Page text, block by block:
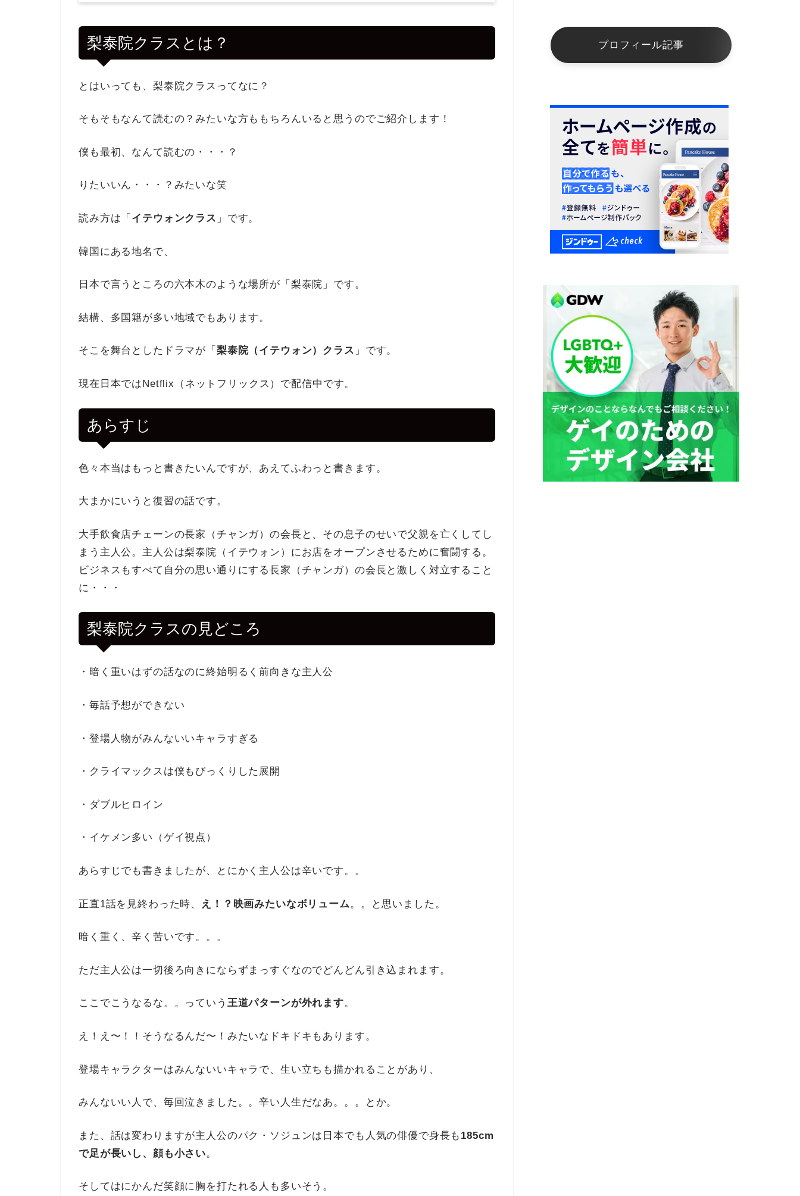
梨泰院クラスとは？
とはいっても、梨泰院クラスってなに？
そもそもなんて読むの？みたいな方ももちろんいると思うのでご紹介します！
僕も最初、なんて読むの・・・？
りたいいん・・・？みたいな笑
読み方は「 イテウォンクラス 」です。
韓国にある地名で、
日本で言うところの六本木のような場所が「梨泰院」です。
結構、多国籍が多い地域でもあります。
そこを舞台としたドラマが「 梨泰院（イテウォン）クラス 」です。
現在日本ではNetflix（ネットフリックス）で配信中です。
あらすじ
色々本当はもっと書きたいんですが、あえてふわっと書きます。
大まかにいうと復習の話です。
大手飲食店チェーンの長家（チャンガ）の会長と、その息子のせいで父親を亡くしてし
まう主人公。主人公は梨泰院（イテウォン）にお店をオープンさせるために奮闘する。
ビジネスもすべて自分の思い通りにする長家（チャンガ）の会長と激しく対立すること
に・・・
梨泰院クラスの見どころ
・暗く重いはずの話なのに終始明るく前向きな主人公
・毎話予想ができない
・登場人物がみんないいキャラすぎる
・クライマックスは僕もびっくりした展開
・ダブルヒロイン
・イケメン多い（ゲイ視点）
あらすじでも書きましたが、とにかく主人公は辛いです。。
正直1話を見終わった時、 え！？映画みたいなボリューム 。。と思いました。
暗く重く、辛く苦いです。。。
ただ主人公は一切後ろ向きにならずまっすぐなのでどんどん引き込まれます。
ここでこうなるな。。っていう 王道パターンが外れます。
え！え〜！！そうなるんだ〜！みたいなドキドキもあります。
登場キャラクターはみんないいキャラで、生い立ちも描かれることがあり、
みんないい人で、毎回泣きました。。辛い人生だなあ。。。とか。
また、話は変わりますが主人公のパク・ソジュンは日本でも人気の俳優で身長も 185cm
で足が長いし、顔も小さい。
そしてはにかんだ笑顔に胸を打たれる人も多いそう。
プロフィール記事